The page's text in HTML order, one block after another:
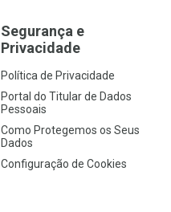
Segurança e
Privacidade
Política de Privacidade
Portal do Titular de Dados
Pessoais
Como Protegemos os Seus
Dados
Configuração de Cookies